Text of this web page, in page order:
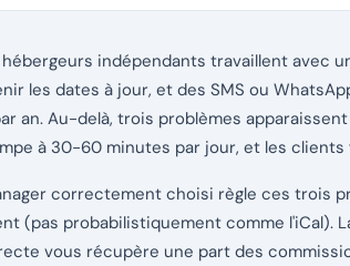
indépendants travaillent avec
les dates à jour, et des SMS ou
an. Au-delà, trois problèmes
à 30-60 minutes par jour, et les clients
correctement choisi règle ces trois
(pas probabilistiquement comme l'iCal).
vous récupère une part des